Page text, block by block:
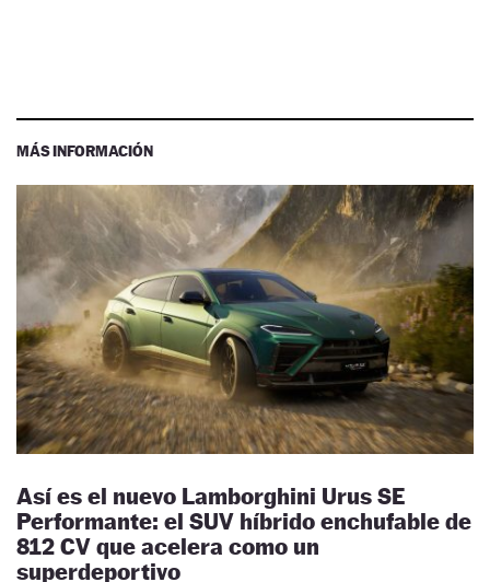
MÁS INFORMACIÓN
Así es el nuevo Lamborghini Urus SE
Performante: el SUV híbrido enchufable de
812 CV que acelera como un
superdeportivo